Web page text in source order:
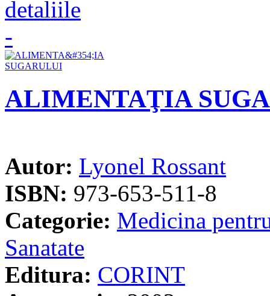
ALIMENTAŢIA
Autor: Lyonel Rossant
ISBN: 973-653-511-8
Categorie: Medicina
Sanatate
Editura: CORINT